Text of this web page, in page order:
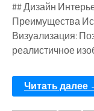
## Дизайн
Преимущества
Визуализация:
реалистичное
Читать далее